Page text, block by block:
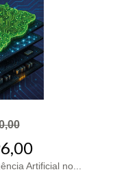
Artificial no...